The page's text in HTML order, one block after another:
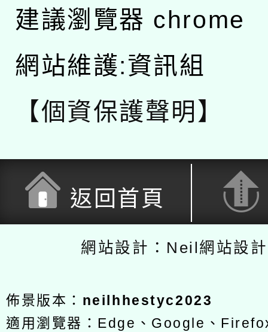
建議瀏覽器 chrome
網站維護:資訊組
【個資保護聲明】
返回首頁
網站設計：Neil網站設
佈景版本： neilhhestyc2023
適用瀏覽器：Edge、Google、